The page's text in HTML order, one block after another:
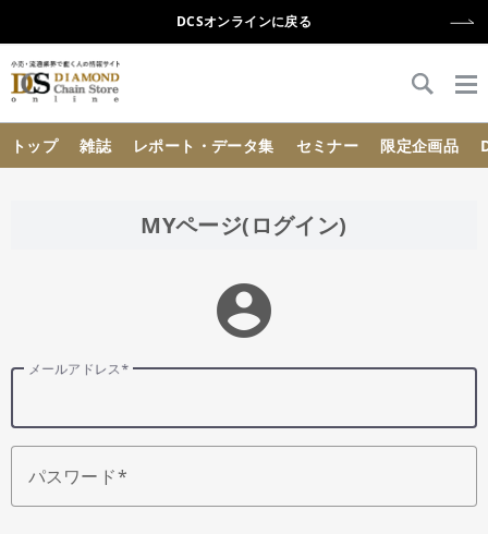
DCSオンラインに戻る
トップ 雑誌 レポート・データ集 セミナー 限定企画品
MYページ(ログイン)
account_circle
メールアドレス
パスワード